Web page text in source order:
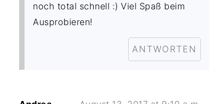
noch total schnell :) Viel Spaß beim
Ausprobieren!
ANTWORTEN